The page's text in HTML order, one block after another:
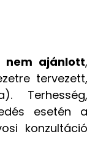
nem ajánlott,
tervezett,
Terhesség,
esetén a
konzultáció